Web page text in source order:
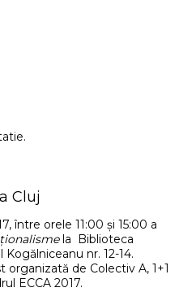
Cluj
între orele 11:00 și 15:00 a
la Biblioteca
nr. 12-14.
de Colectiv A, 1+1
ECCA 2017.